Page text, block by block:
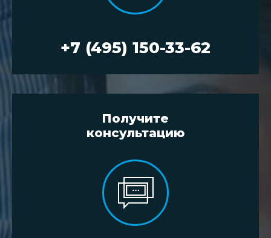
+7 (495) 150-33-62
Получите
консультацию